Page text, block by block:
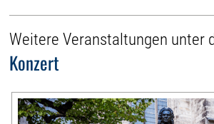
Weitere Veranstaltungen unter
Konzert